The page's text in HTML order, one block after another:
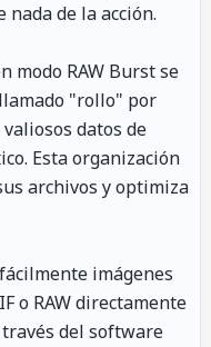
de la acción.
modo RAW Burst se
"rollo" por
datos de
Esta organización
archivos y optimiza
imágenes
o RAW directamente
del software